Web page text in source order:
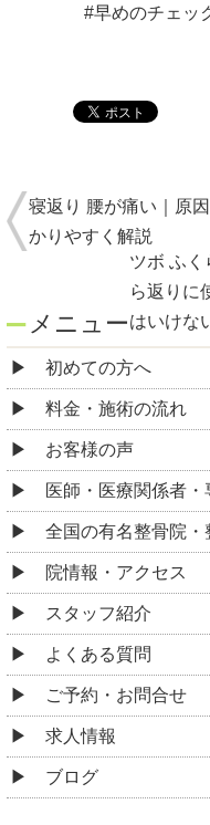
#早めのチェッ
寝返り 腰が痛い｜原
かりやすく解説
ツボ ふく
ら返りに
はいけな
メニュー
初めての方へ
料金・施術の流れ
お客様の声
医師・医療関係者
全国の有名整骨院
院情報・アクセス
スタッフ紹介
よくある質問
ご予約・お問合せ
求人情報
ブログ